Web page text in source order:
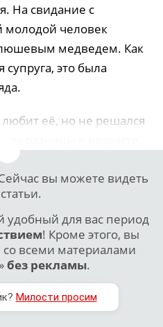
На свидание с
молодой человек
медведем. Как
супруга, это была
её, но не решался
вы можете видеть
статьи.
для вас период
! Кроме этого, вы
всеми материалами
без рекламы.
Милости просим